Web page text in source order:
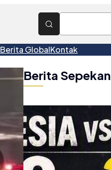
Berita GlobalKontak
Berita Sepekan